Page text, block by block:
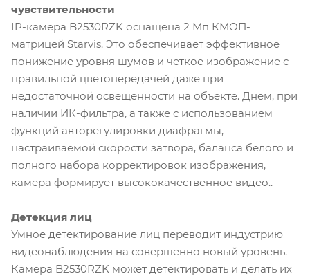
чувствительности
IP-камера B2530RZK оснащена 2 Мп КМОП-
матрицей Starvis. Это обеспечивает эффективное
понижение уровня шумов и четкое изображение с
правильной цветопередачей даже при
недостаточной освещенности на объекте. Днем, при
наличии ИК-фильтра, а также с использованием
функций авторегулировки диафрагмы,
настраиваемой скорости затвора, баланса белого и
полного набора корректировок изображения,
камера формирует высококачественное видео..
Детекция лиц
Умное детектирование лиц переводит индустрию
видеонаблюдения на совершенно новый уровень.
Камера B2530RZK может детектировать и делать их